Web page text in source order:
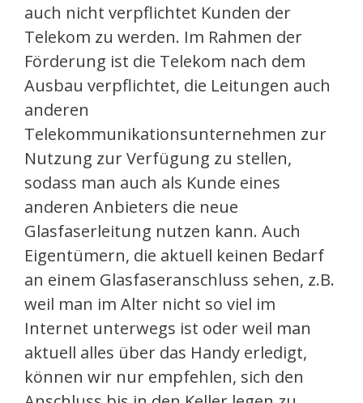
auch nicht verpflichtet Kunden der
Telekom zu werden. Im Rahmen der
Förderung ist die Telekom nach dem
Ausbau verpflichtet, die Leitungen auch
anderen
Telekommunikationsunternehmen zur
Nutzung zur Verfügung zu stellen,
sodass man auch als Kunde eines
anderen Anbieters die neue
Glasfaserleitung nutzen kann. Auch
Eigentümern, die aktuell keinen Bedarf
an einem Glasfaseranschluss sehen, z.B.
weil man im Alter nicht so viel im
Internet unterwegs ist oder weil man
aktuell alles über das Handy erledigt,
können wir nur empfehlen, sich den